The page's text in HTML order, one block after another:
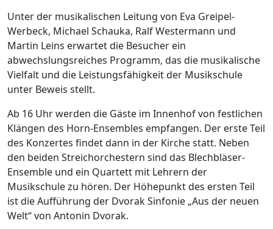
Unter der musikalischen Leitung von Eva Greipel-
Werbeck, Michael Schauka, Ralf Westermann und
Martin Leins erwartet die Besucher ein
abwechslungsreiches Programm, das die musikalische
Vielfalt und die Leistungsfähigkeit der Musikschule
unter Beweis stellt.
Ab 16 Uhr werden die Gäste im Innenhof von festlichen
Klängen des Horn-Ensembles empfangen. Der erste Teil
des Konzertes findet dann in der Kirche statt. Neben
den beiden Streichorchestern sind das Blechbläser-
Ensemble und ein Quartett mit Lehrern der
Musikschule zu hören. Der Höhepunkt des ersten Teil
ist die Aufführung der Dvorak Sinfonie „Aus der neuen
Welt“ von Antonin Dvorak.